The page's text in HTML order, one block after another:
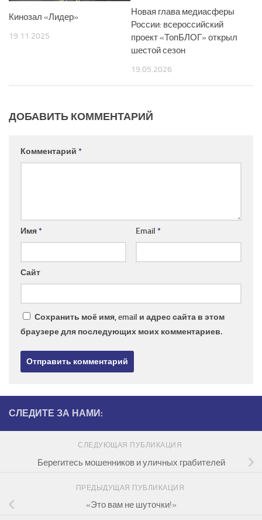
Кинозал «Лидер»
19.11.2025
Новая глава медиасферы
России: всероссийский
проект «ТопБЛОГ» открыл
шестой сезон
19.05.2026
ДОБАВИТЬ КОММЕНТАРИЙ
Комментарий *
Имя* Email *
Сайт
Сохранить моё имя, email и адрес сайта в этом
браузере для последующих моих комментариев.
СЛЕДИТЕ ЗА НАМИ:
СЛЕДУЮЩАЯ ПУБЛИКАЦИЯ
Берегитесь мошенников и уличных грабителей
ПРЕДЫДУЩАЯ ПУБЛИКАЦИЯ
«Это вам не шуточки!»